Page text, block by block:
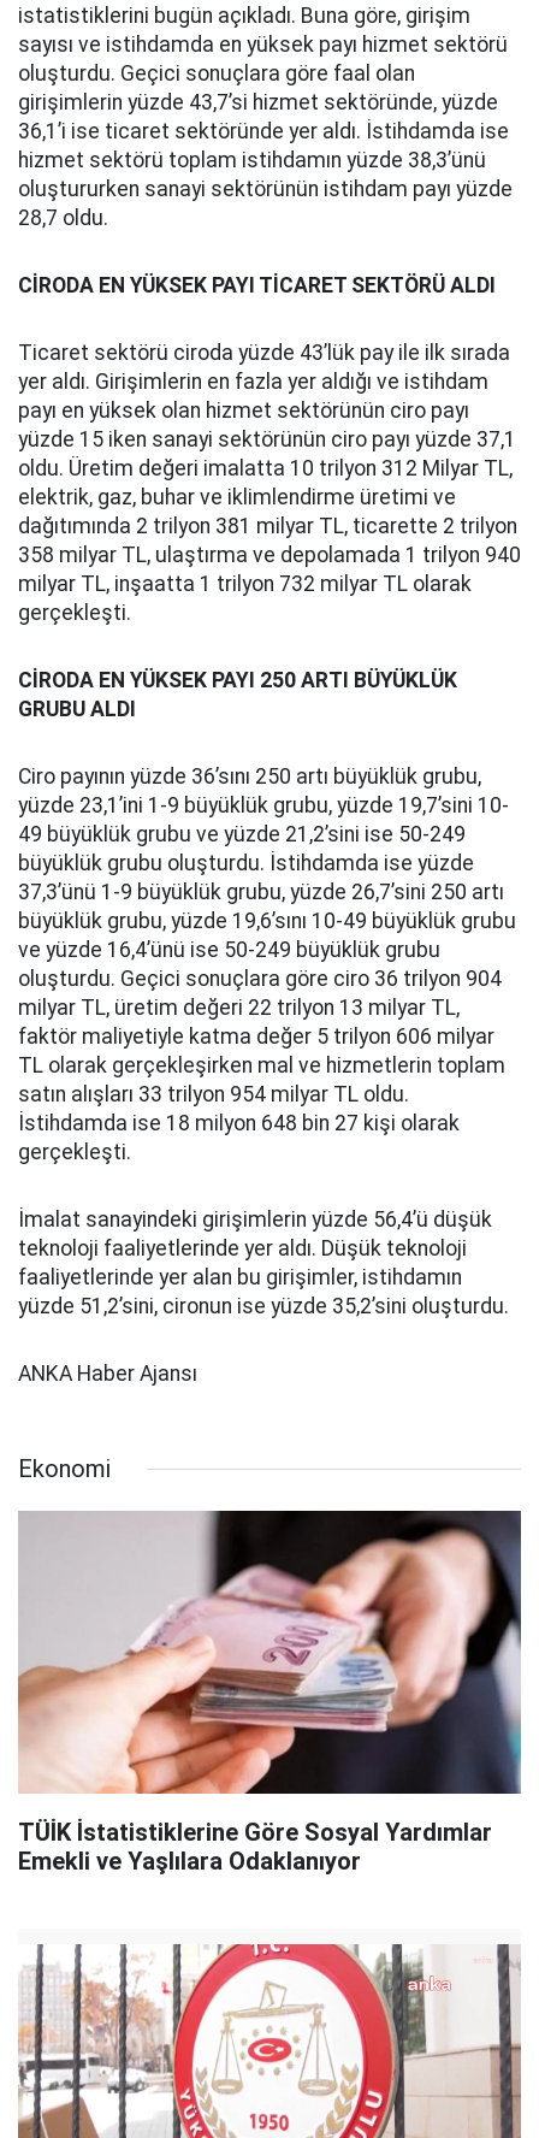
istatistiklerini bugün açıkladı. Buna göre, girişim
sayısı ve istihdamda en yüksek payı hizmet sektörü
oluşturdu. Geçici sonuçlara göre faal olan
girişimlerin yüzde 43,7’si hizmet sektöründe, yüzde
36,1’i ise ticaret sektöründe yer aldı. İstihdamda ise
hizmet sektörü toplam istihdamın yüzde 38,3’ünü
oluştururken sanayi sektörünün istihdam payı yüzde
28,7 oldu.
CİRODA EN YÜKSEK PAYI TİCARET SEKTÖRÜ ALDI
Ticaret sektörü ciroda yüzde 43’lük pay ile ilk sırada
yer aldı. Girişimlerin en fazla yer aldığı ve istihdam
payı en yüksek olan hizmet sektörünün ciro payı
yüzde 15 iken sanayi sektörünün ciro payı yüzde 37,1
oldu. Üretim değeri imalatta 10 trilyon 312 Milyar TL,
elektrik, gaz, buhar ve iklimlendirme üretimi ve
dağıtımında 2 trilyon 381 milyar TL, ticarette 2 trilyon
358 milyar TL, ulaştırma ve depolamada 1 trilyon 940
milyar TL, inşaatta 1 trilyon 732 milyar TL olarak
gerçekleşti.
CİRODA EN YÜKSEK PAYI 250 ARTI BÜYÜKLÜK
GRUBU ALDI
Ciro payının yüzde 36’sını 250 artı büyüklük grubu,
yüzde 23,1’ini 1-9 büyüklük grubu, yüzde 19,7’sini 10-
49 büyüklük grubu ve yüzde 21,2’sini ise 50-249
büyüklük grubu oluşturdu. İstihdamda ise yüzde
37,3’ünü 1-9 büyüklük grubu, yüzde 26,7’sini 250 artı
büyüklük grubu, yüzde 19,6’sını 10-49 büyüklük grubu
ve yüzde 16,4’ünü ise 50-249 büyüklük grubu
oluşturdu. Geçici sonuçlara göre ciro 36 trilyon 904
milyar TL, üretim değeri 22 trilyon 13 milyar TL,
faktör maliyetiyle katma değer 5 trilyon 606 milyar
TL olarak gerçekleşirken mal ve hizmetlerin toplam
satın alışları 33 trilyon 954 milyar TL oldu.
İstihdamda ise 18 milyon 648 bin 27 kişi olarak
gerçekleşti.
İmalat sanayindeki girişimlerin yüzde 56,4’ü düşük
teknoloji faaliyetlerinde yer aldı. Düşük teknoloji
faaliyetlerinde yer alan bu girişimler, istihdamın
yüzde 51,2’sini, cironun ise yüzde 35,2’sini oluşturdu.
ANKA Haber Ajansı
Ekonomi
TÜİK İstatistiklerine Göre Sosyal Yardımlar
Emekli ve Yaşlılara Odaklanıyor